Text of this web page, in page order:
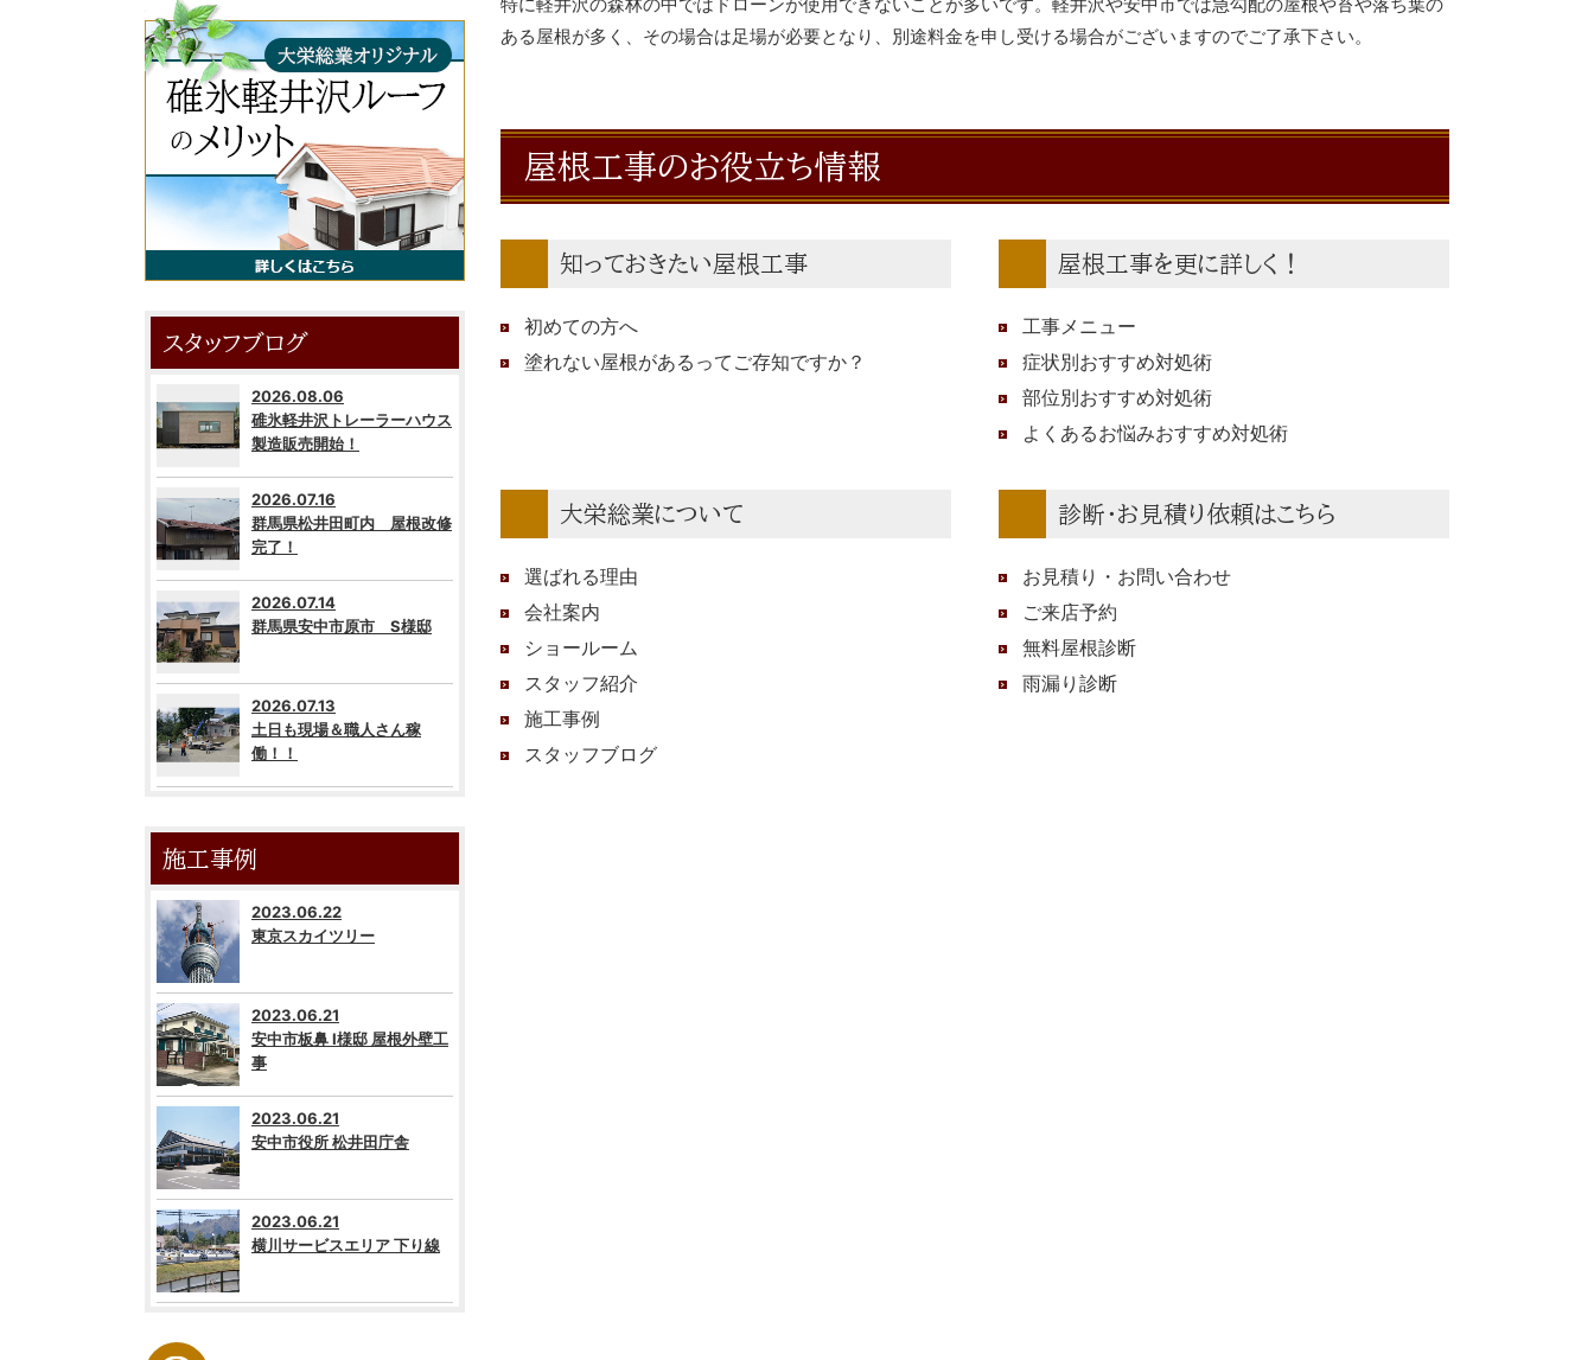
ある屋根が多く、その場合は足場が必要となり、別途料金を申し受ける場合がございますのでご了承下さい。
屋根工事のお役立ち情報
知っておきたい屋根工事
初めての方へ
塗れない屋根があるってご存知ですか？
屋根工事を更に詳しく！
工事メニュー
症状別おすすめ対処術
部位別おすすめ対処術
よくあるお悩みおすすめ対処術
大栄総業について
選ばれる理由
会社案内
ショールーム
スタッフ紹介
施工事例
スタッフブログ
診断・お見積り依頼はこちら
お見積り・お問い合わせ
ご来店予約
無料屋根診断
雨漏り診断
スタッフブログ
2026.08.06
碓氷軽井沢トレーラーハウス
製造販売開始！
2026.07.16
群馬県松井田町内 屋根改修
完了！
2026.07.14
群馬県安中市原市 S様邸
2026.07.13
土日も現場＆職人さん稼
働！！
施工事例
2023.06.22
東京スカイツリー
2023.06.21
安中市板鼻 I様邸 屋根外壁工
事
2023.06.21
安中市役所 松井田庁舎
2023.06.21
横川サービスエリア 下り線